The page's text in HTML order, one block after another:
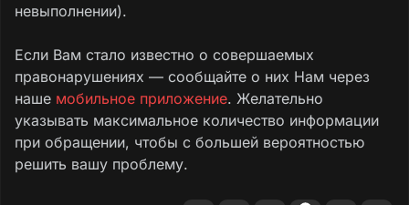
невыполнении).
Если Вам стало известно о совершаемых
правонарушениях — сообщайте о них Нам через
наше мобильное приложение. Желательно
указывать максимальное количество информации
при обращении, чтобы с большей вероятностью
решить вашу проблему.